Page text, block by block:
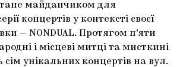
майданчиком для
концертів у контексті своєї
— NONDUAL. Протягом п’яти
і місцеві митці та мисткині
сім унікальних концертів на вул.